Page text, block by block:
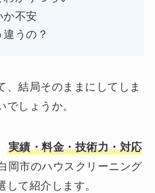
か不安
うの？
、結局そのままにしてしま
でしょうか。
実績・料金・技術力・対応
岡市のハウスクリーニング
て紹介します。